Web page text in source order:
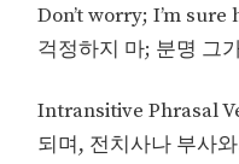
Don’t worry; I’m
걱정하지 마; 분명 그
Intransitive Phrasal
되며, 전치사나 부사